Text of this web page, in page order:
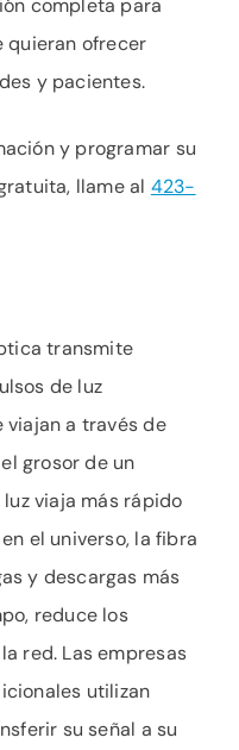
completa para
quieran ofrecer
y pacientes.
y programar su
llame al 423-
transmite
de luz
viajan a través de
grosor de un
viaja más rápido
el universo, la fibra
y descargas más
reduce los
red. Las empresas
utilizan
su señal a su